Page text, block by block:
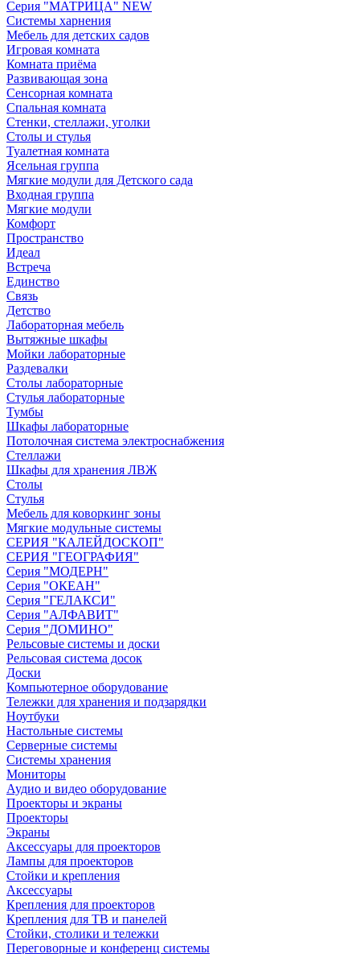
Серия "МАТРИЦА" NEW
Системы харнения
Мебель для детских садов
Игровая комната
Комната приёма
Развивающая зона
Сенсорная комната
Спальная комната
Стенки, стеллажи, уголки
Столы и стулья
Туалетная комната
Ясельная группа
Мягкие модули для Детского сада
Входная группа
Мягкие модули
Комфорт
Пространство
Идеал
Встреча
Единство
Связь
Детство
Лабораторная мебель
Вытяжные шкафы
Мойки лабораторные
Раздевалки
Столы лабораторные
Стулья лабораторные
Тумбы
Шкафы лабораторные
Потолочная система электроснабжения
Стеллажи
Шкафы для хранения ЛВЖ
Столы
Стулья
Мебель для коворкинг зоны
Мягкие модульные системы
СЕРИЯ "КАЛЕЙДОСКОП"
СЕРИЯ "ГЕОГРАФИЯ"
Серия "МОДЕРН"
Серия "ОКЕАН"
Серия "ГЕЛАКСИ"
Серия "АЛФАВИТ"
Серия "ДОМИНО"
Рельсовые системы и доски
Рельсовая система досок
Доски
Компьютерное оборудование
Тележки для хранения и подзарядки
Ноутбуки
Настольные системы
Серверные системы
Системы хранения
Мониторы
Аудио и видео оборудование
Проекторы и экраны
Проекторы
Экраны
Аксессуары для проекторов
Лампы для проекторов
Стойки и крепления
Аксессуары
Крепления для проекторов
Крепления для ТВ и панелей
Стойки, столики и тележки
Переговорные и конференц системы